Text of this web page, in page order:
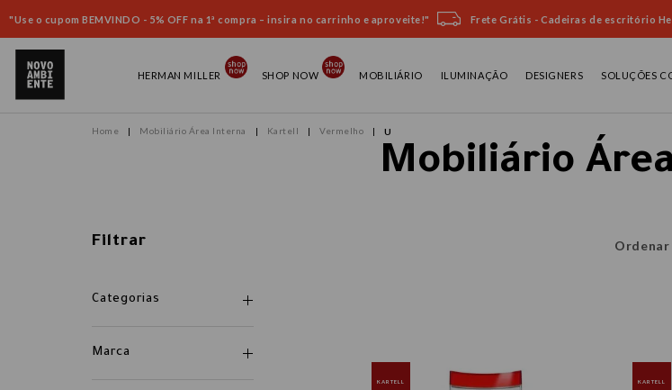
"Use o cupom BEMVINDO - 5% OFF na 1ª compra – insira no carrinho e aproveite!" Frete Grátis - Cadeiras de escritório
HERMAN MILLER SHOP NOW MOBILIÁRIO ILUMINAÇÃO DESIGNERS SOLUÇÕES
Mobiliário Área Interna Kartell Vermelho U
Mobiliário
Filtrar
Categorias
Marca
KARTELL KARTELL